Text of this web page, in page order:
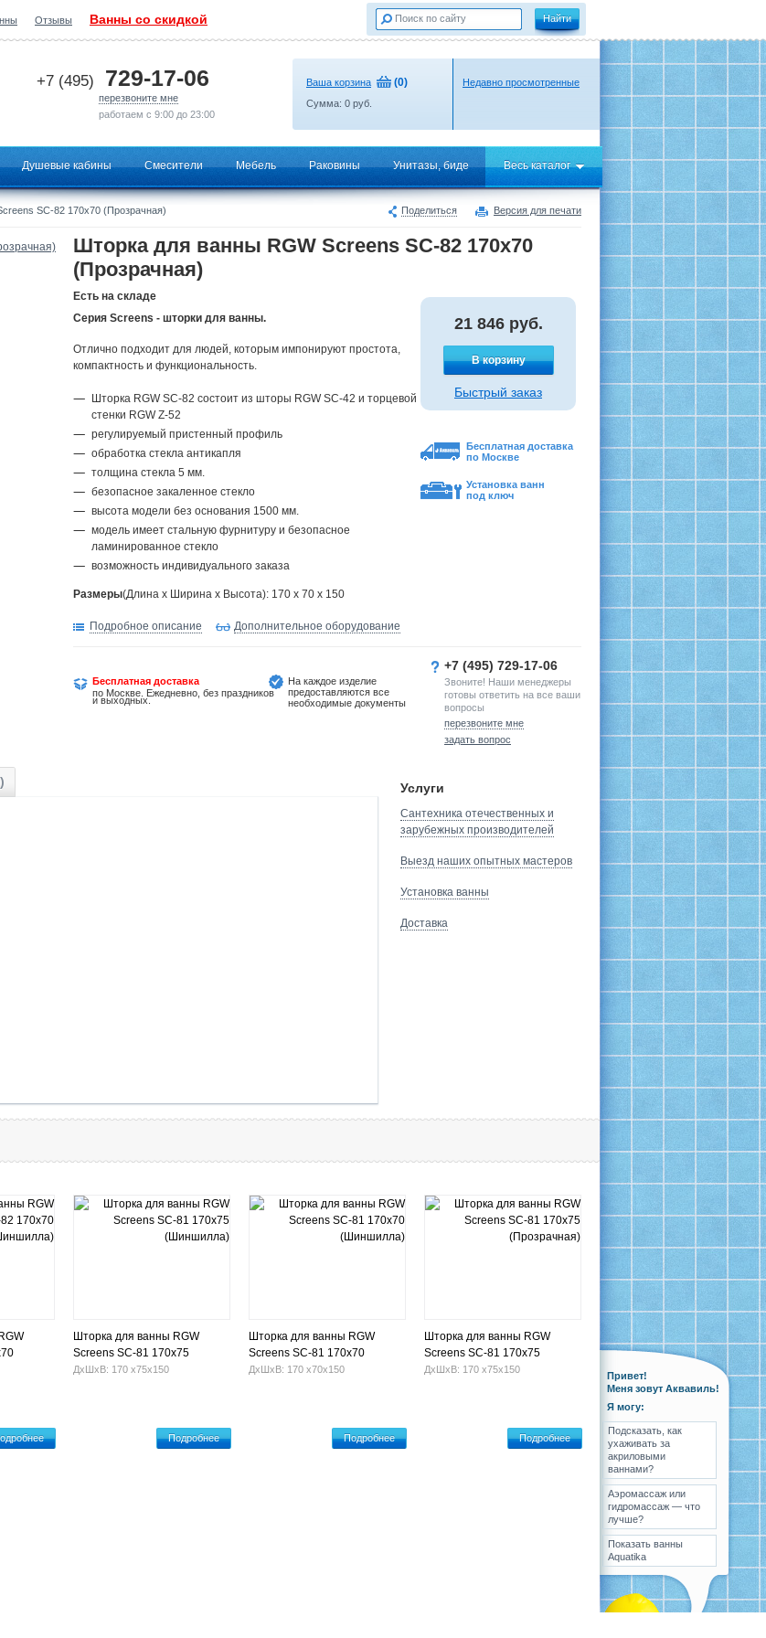
Отзывы Ванны со скидкой
+7 (495) 729-17-06
перезвоните мне
работаем с 9:00 до 23:00
Ваша корзина (0)
Сумма: 0 руб.
Недавно просмотренные
Душевые кабины Смесители Мебель Раковины Унитазы, биде Весь каталог
Поделиться Версия для печати
SC-82 170х70 (Прозрачная)
Шторка для ванны RGW Screens SC-82 170х70
(Прозрачная)
Есть на складе
Серия Screens - шторки для ванны.
Отлично подходит для людей, которым импонируют простота,
компактность и функциональность.
Шторка RGW SC-82 состоит из шторы RGW SC-42 и торцевой
стенки RGW Z-52
регулируемый пристенный профиль
обработка стекла антикапля
толщина стекла 5 мм.
безопасное закаленное стекло
высота модели без основания 1500 мм.
модель имеет стальную фурнитуру и безопасное
ламинированное стекло
возможность индивидуального заказа
Размеры(Длина х Ширина х Высота): 170 x 70 x 150
21 846 руб.
В корзину
Быстрый заказ
Бесплатная доставка
по Москве
Установка ванн
под ключ
Подробное описание Дополнительное оборудование
Бесплатная доставка
по Москве. Ежедневно, без праздников
и выходных.
На каждое изделие
предоставляются все
необходимые документы
+7 (495) 729-17-06
Звоните! Наши менеджеры
готовы ответить на все ваши
вопросы
перезвоните мне
задать вопрос
Услуги
Сантехника отечественных и
зарубежных производителей
Выезд наших опытных мастеров
Установка ванны
Доставка
Шторка для ванны RGW
Screens SC-81 170х75
(Шиншилла)
ДхШхВ: 170 х75х150
Подробнее
Шторка для ванны RGW
Screens SC-81 170х70
(Шиншилла)
ДхШхВ: 170 х70х150
Подробнее
Шторка для ванны RGW
Screens SC-81 170х75
(Прозрачная)
ДхШхВ: 170 х75х150
Подробнее
Привет!
Меня зовут Аквавиль!
Я могу:
Подсказать, как
ухаживать за
акриловыми
ваннами?
Аэромассаж или
гидромассаж — что
лучше?
Показать ванны
Aquatika